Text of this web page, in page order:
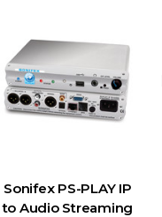
Sonifex PS-PLAY IP
to Audio Streaming